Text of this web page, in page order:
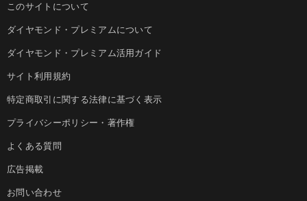
このサイトについて
ダイヤモンド・プレミアムについて
ダイヤモンド・プレミアム活用ガイド
サイト利用規約
特定商取引に関する法律に基づく表示
プライバシーポリシー・著作権
よくある質問
広告掲載
お問い合わせ